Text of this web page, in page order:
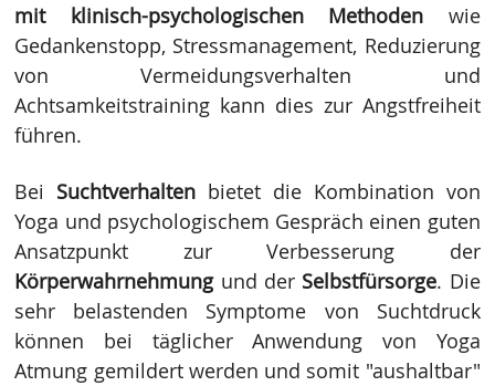
mit klinisch-psychologischen Methoden wie
Gedankenstopp, Stressmanagement, Reduzierung
von Vermeidungsverhalten und
Achtsamkeitstraining kann dies zur Angstfreiheit
führen.
Bei Suchtverhalten bietet die Kombination von
Yoga und psychologischem Gespräch einen guten
Ansatzpunkt zur Verbesserung der
Körperwahrnehmungund der Selbstfürsorge. Die
sehr belastenden Symptome von Suchtdruck
können bei täglicher Anwendung von Yoga
Atmung gemildert werden und somit "aushaltbar"